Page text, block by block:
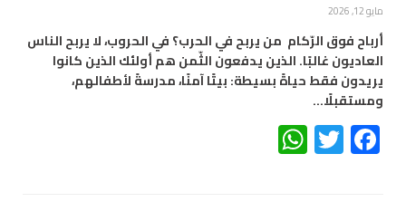
مايو 12, 2026
أرباح فوق الرّكام من يربح في الحرب؟ في الحروب، لا يربح الناس
العاديون غالبًا. الذين يدفعون الثّمن هم أولئك الذين كانوا
يريدون فقط حياةً بسيطة: بيتًا آمنًا، مدرسةً لأطفالهم،
ومستقبلًا…
Facebook
Twitter